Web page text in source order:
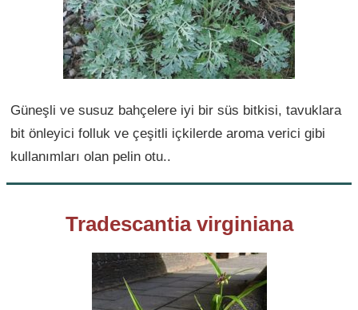
Güneşli ve susuz bahçelere iyi bir süs bitkisi, tavuklara
bit önleyici folluk ve çeşitli içkilerde aroma verici gibi
kullanımları olan pelin otu..
Tradescantia virginiana